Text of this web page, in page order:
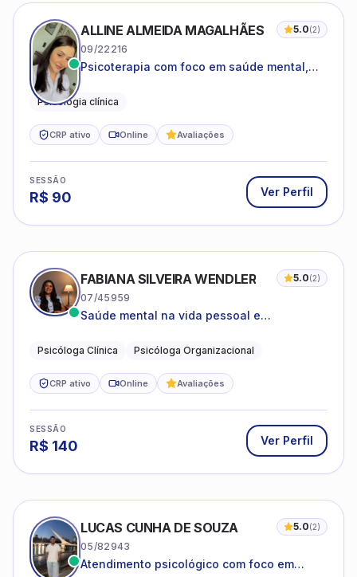
ALLINE ALMEIDA MAGALHÃES 5.0(2)
09/22216
Psicoterapia com foco em saúde mental,
adolescentes e adultos.
Psicologia clínica
CRP ativo Online Avaliações
SESSÃO
R$ 90 Ver Perfil
FABIANA SILVEIRA WENDLER 5.0(2)
07/45959
Saúde mental na vida pessoal e
Psicóloga Clínica Psicóloga Organizacional
CRP ativo Online Avaliações
SESSÃO
R$ 140 Ver Perfil
LUCAS CUNHA DE SOUZA 5.0(2)
05/82943
Atendimento psicológico com foco em